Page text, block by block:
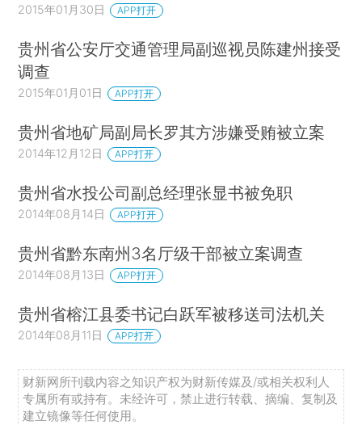
2015年01月30日 APP打开
贵州省公安厅交通管理局副巡视员陈建州接受
调查
2015年01月01日 APP打开
贵州省地矿局副局长罗其方涉嫌受贿被立案
2014年12月12日 APP打开
贵州省水投公司副总经理张显书被免职
2014年08月14日 APP打开
贵州省黔东南州3名厅级干部被立案调查
2014年08月13日 APP打开
贵州省榕江县委书记白跃军被移送司法机关
2014年08月11日 APP打开
财新网所刊载内容之知识产权为财新传媒及/或相关权利人
专属所有或持有。未经许可，禁止进行转载、摘编、复制及
建立镜像等任何使用。